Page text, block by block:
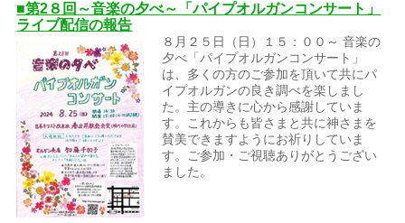
■第2８回～音楽の夕べ～「パイプオルガンコンサート」
ライブ配信の報告
８月２５日（日）１５：００～ 音楽の
夕べ「パイプオルガンコンサート」
は、多くの方のご参加を頂いて共にパ
イプオルガンの良き調べを楽しまし
た。主の導きに心から感謝していま
す。これからも皆さまと共に神さまを
賛美できますようにお祈りしていま
す。ご参加・ご視聴ありがとうござい
ました。